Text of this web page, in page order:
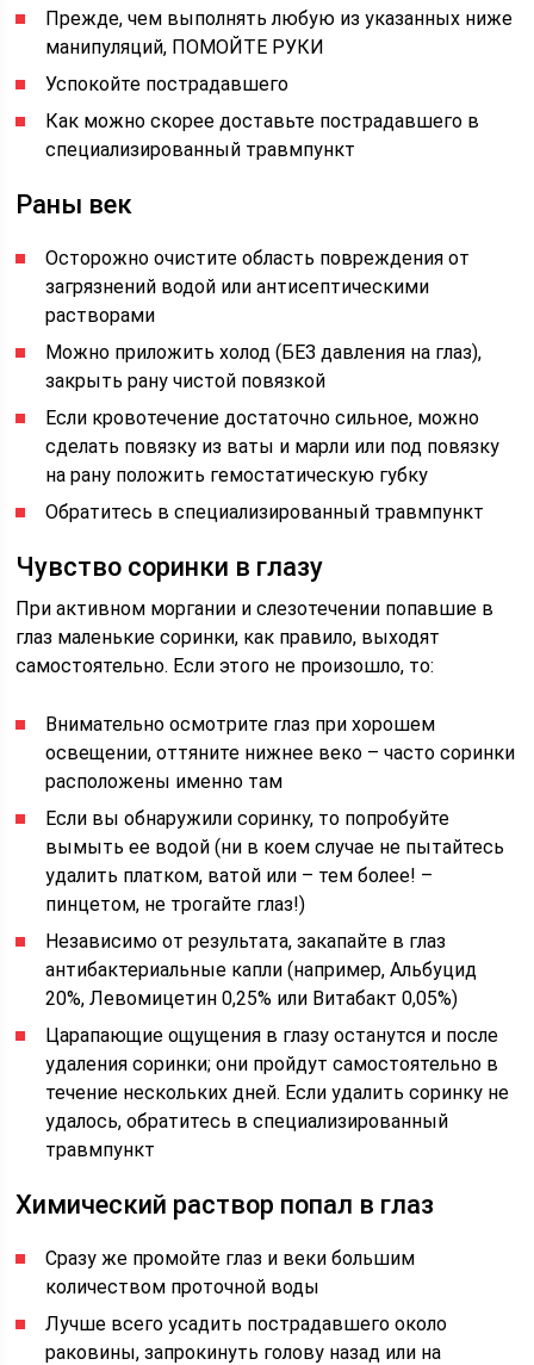
Прежде, чем выполнять любую из указанных ниже
манипуляций, ПОМОЙТЕ РУКИ
Успокойте пострадавшего
Как можно скорее доставьте пострадавшего в
специализированный травмпункт
Раны век
Осторожно очистите область повреждения от
загрязнений водой или антисептическими
растворами
Можно приложить холод (БЕЗ давления на глаз),
закрыть рану чистой повязкой
Если кровотечение достаточно сильное, можно
сделать повязку из ваты и марли или под повязку
на рану положить гемостатическую губку
Обратитесь в специализированный травмпункт
Чувство соринки в глазу
При активном моргании и слезотечении попавшие в
глаз маленькие соринки, как правило, выходят
самостоятельно. Если этого не произошло, то:
Внимательно осмотрите глаз при хорошем
освещении, оттяните нижнее веко – часто соринки
расположены именно там
Если вы обнаружили соринку, то попробуйте
вымыть ее водой (ни в коем случае не пытайтесь
удалить платком, ватой или – тем более! –
пинцетом, не трогайте глаз!)
Независимо от результата, закапайте в глаз
антибактериальные капли (например, Альбуцид
20%, Левомицетин 0,25% или Витабакт 0,05%)
Царапающие ощущения в глазу останутся и после
удаления соринки; они пройдут самостоятельно в
течение нескольких дней. Если удалить соринку не
удалось, обратитесь в специализированный
травмпункт
Химический раствор попал в глаз
Сразу же промойте глаз и веки большим
количеством проточной воды
Лучше всего усадить пострадавшего около
раковины, запрокинуть голову назад или на